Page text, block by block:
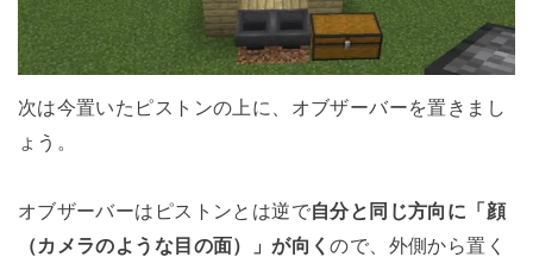
次は今置いたピストンの上に、オブザーバーを置きまし
ょう。
オブザーバーはピストンとは逆で自分と同じ方向に「顔
（カメラのような目の面）」が向くので、外側から置く